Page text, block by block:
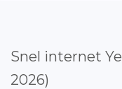
Snel internet
2026)